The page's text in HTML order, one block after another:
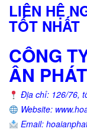
LIÊN HỆ
TỐT NHẤT
CÔNG
ÂN PHÁT
Địa chỉ: 126/76,
Website:
Email: